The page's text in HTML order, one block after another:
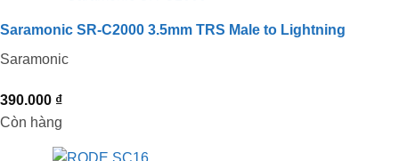
Saramonic SR-C2000 3.5mm TRS Male to Lightning
Saramonic
390.000 ₫
Còn hàng